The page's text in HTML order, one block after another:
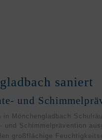
saniert
und
Mönchengladbach
und Schimmelprävention
großflächige